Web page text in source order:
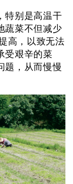
特别是高温干
蔬菜不但减少
高，以致无法
受艰辛的菜
题，从而慢慢